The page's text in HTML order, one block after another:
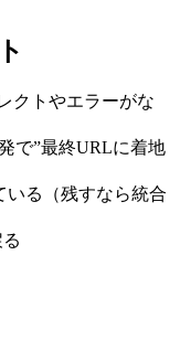
クトやエラーがな
で”最終URLに着地
いる（残すなら統合